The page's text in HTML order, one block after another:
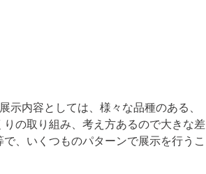
内容としては、様々な品種のある、
の取り組み、考え方あるので大きな差
、いくつものパターンで展示を行うこ